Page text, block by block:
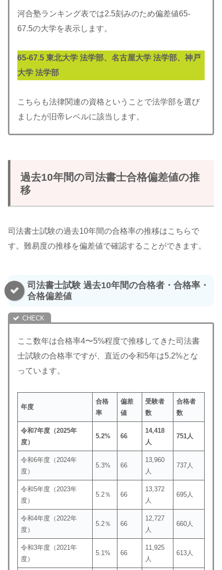
河合塾ランキング表では2.5刻みのため偏差値65-
67.5の大学を表示します。
65-67.5 東北大学 法学部、名古屋大学 法学部、神戸
大学 法学部
こちらも法律関連の資格ということで法学部を選び
ましたが旧帝レベルに該当します。
過去10年間の司法書士合格偏差値の推
移
司法書士試験の過去10年間の合格率の推移はこちらで
す。難易度の推移を偏差値で確認することができます。
司法書士試験 過去10年間の合格者・合格率・
合格偏差値
ここ数年は合格率4〜5%程度で推移してきた司法書
士試験の合格率ですが、直近の令和5年は5.2%とな
っています。
年度
合格
率
偏差
値
受験者
数
合格者
数
令和7年度（2025年
度）
5.2% 66
14,418
人
751人
令和6年度（2024年
度）
5.3% 66
13,960
人
737人
令和5年度（2023年
度）
5.2％ 66
13,372
人
695人
令和4年度（2022年
度）
5.2％ 66
12,727
人
660人
令和3年度（2021年
度）
5.1% 66
11,925
人
613人